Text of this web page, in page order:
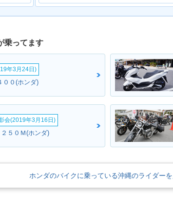
乗ってます
年3月24日)
００(ホンダ)
会(2019年3月16日)
５０Ｍ(ホンダ)
ホンダのバイクに乗っている沖縄のライダー